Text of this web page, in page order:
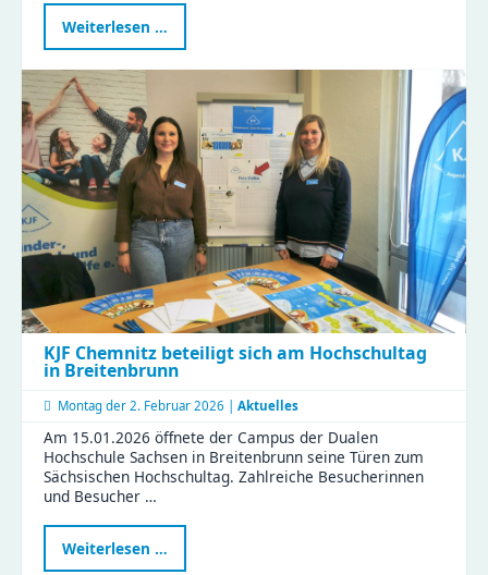
Weiterlesen …
zur
Naturkinderhaus
Esche
KJF Chemnitz beteiligt sich am Hochschultag
in Breitenbrunn
Montag der 2. Februar 2026 | Aktuelles
Am 15.01.2026 öffnete der Campus der Dualen
Hochschule Sachsen in Breitenbrunn seine Türen zum
Sächsischen Hochschultag. Zahlreiche Besucherinnen
und Besucher …
Weiterlesen …
Chemnitz